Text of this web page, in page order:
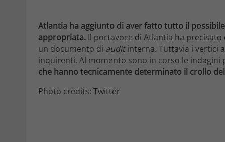
Atlantia ha aggiunto di aver fatto tutto il
appropriata. Il portavoce di Atlantia ha
un documento di auditinterna. Tuttavia i vertici
inquirenti. Al momento sono in corso le indagini
che hanno tecnicamente determinato il crollo
Photo credits: Twitter